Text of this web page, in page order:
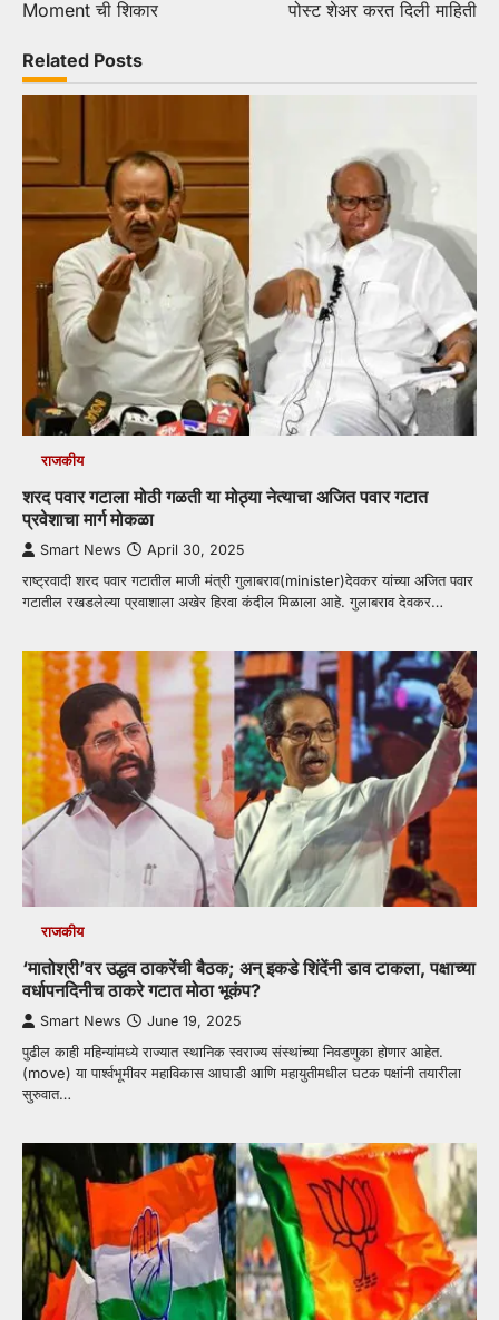
Moment ची शिकार पोस्ट शेअर करत दिली माहिती
Related Posts
राजकीय
शरद पवार गटाला मोठी गळती या मोठ्या नेत्याचा अजित पवार गटात
प्रवेशाचा मार्ग मोकळा
Smart News April 30, 2025
राष्ट्रवादी शरद पवार गटातील माजी मंत्री गुलाबराव(minister)देवकर यांच्या अजित पवार
गटातील रखडलेल्या प्रवाशाला अखेर हिरवा कंदील मिळाला आहे. गुलाबराव देवकर…
राजकीय
‘मातोश्री’वर उद्धव ठाकरेंची बैठक; अन् इकडे शिंदेंनी डाव टाकला, पक्षाच्या
वर्धापनदिनीच ठाकरे गटात मोठा भूकंप?
Smart News June 19, 2025
पुढील काही महिन्यांमध्ये राज्यात स्थानिक स्वराज्य संस्थांच्या निवडणुका होणार आहेत.
(move) या पार्श्वभूमीवर महाविकास आघाडी आणि महायुतीमधील घटक पक्षांनी तयारीला
सुरुवात…